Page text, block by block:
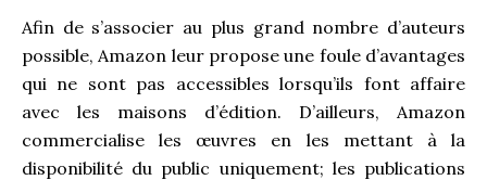
Afin de s’associer au plus grand nombre d’auteurs
possible, Amazon leur propose une foule d’avantages
qui ne sont pas accessibles lorsqu’ils font affaire
avec les maisons d’édition. D’ailleurs, Amazon
commercialise les œuvres en les mettant à la
disponibilité du public uniquement; les publications